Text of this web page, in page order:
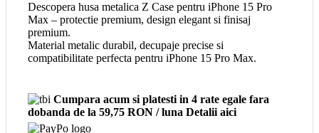
Descopera husa metalica Z Case pentru iPhone 15 Pro
Max – protectie premium, design elegant si finisaj
premium.
Material metalic durabil, decupaje precise si
compatibilitate perfecta pentru iPhone 15 Pro Max.
Cumpara acum si platesti in 4 rate egale fara
dobanda de la 59,75 RON / luna Detalii aici